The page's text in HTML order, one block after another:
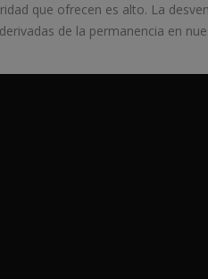
que ofrecen es alto. La
de la permanencia en